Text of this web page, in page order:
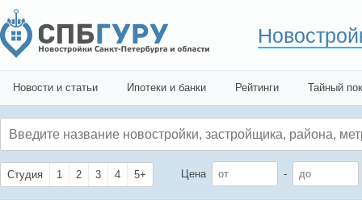
Новости и статьи Ипотеки и банки Рейтинги Тайный
Студия 1 2 3 4 5+ Цена -